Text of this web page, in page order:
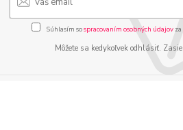
Súhlasím sospracovaním osobných údajov
Môžete sa kedykoľvek odhlásiť.